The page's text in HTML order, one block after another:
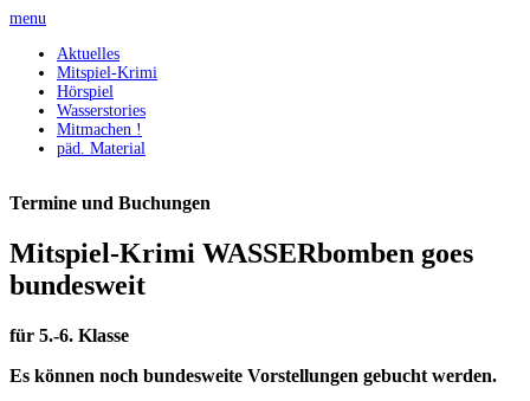
menu
Aktuelles
Mitspiel-Krimi
Hörspiel
Wasserstories
Mitmachen !
päd. Material
Termine und Buchungen
Mitspiel-Krimi WASSERbomben goes
bundesweit
für 5.-6. Klasse
Es können noch bundesweite Vorstellungen gebucht werden.